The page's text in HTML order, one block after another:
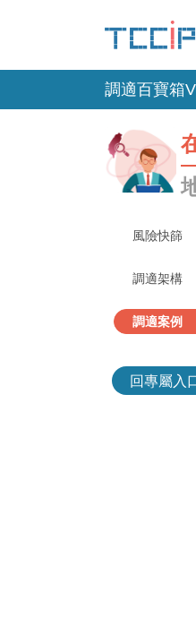
調適百寶箱
風險快篩
調適架構
調適案例
回專屬入